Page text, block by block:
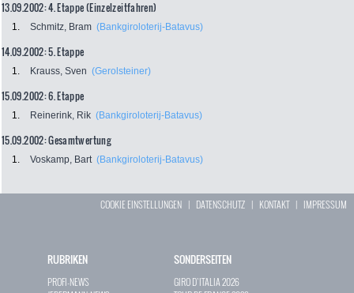
13.09.2002: 4. Etappe (Einzelzeitfahren)
1. Schmitz, Bram (Bankgiroloterij-Batavus)
14.09.2002: 5. Etappe
1. Krauss, Sven (Gerolsteiner)
15.09.2002: 6. Etappe
1. Reinerink, Rik (Bankgiroloterij-Batavus)
15.09.2002: Gesamtwertung
1. Voskamp, Bart (Bankgiroloterij-Batavus)
COOKIE EINSTELLUNGEN | DATENSCHUTZ | KONTAKT| IMPRESSUM
RUBRIKEN
PROFI-NEWS
SONDERSEITEN
GIRO D`ITALIA 2026